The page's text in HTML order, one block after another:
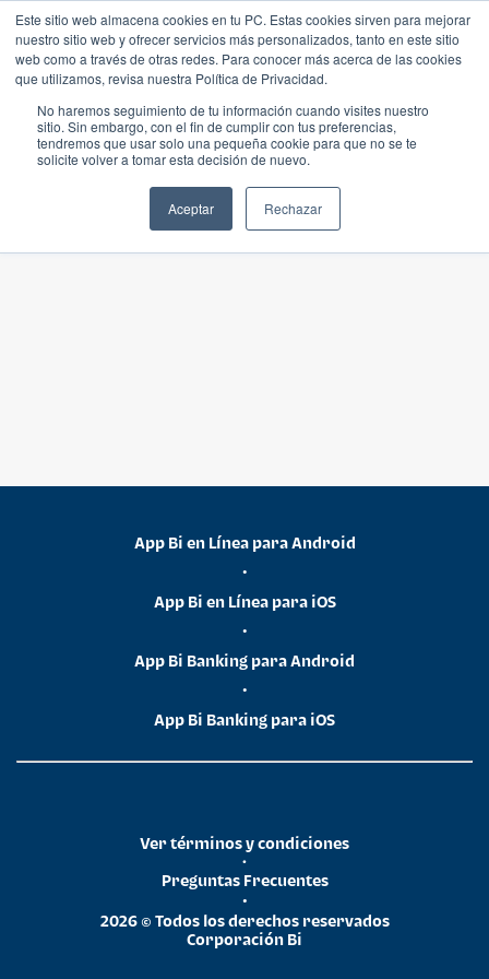
Este sitio web almacena cookies en tu PC. Estas cookies sirven para mejorar
nuestro sitio web y ofrecer servicios más personalizados, tanto en este sitio
web como a través de otras redes. Para conocer más acerca de las cookies
que utilizamos, revisa nuestra Política de Privacidad.
No haremos seguimiento de tu información cuando visites nuestro
sitio. Sin embargo, con el fin de cumplir con tus preferencias,
tendremos que usar solo una pequeña cookie para que no se te
solicite volver a tomar esta decisión de nuevo.
Aceptar Rechazar
App Bi en Línea para Android
•
App Bi en Línea para iOS
•
App Bi Banking para Android
•
App Bi Banking para iOS
2026 © Todos los derechos reservados
Corporación Bi
•
Preguntas Frecuentes
•
Ver términos y condiciones